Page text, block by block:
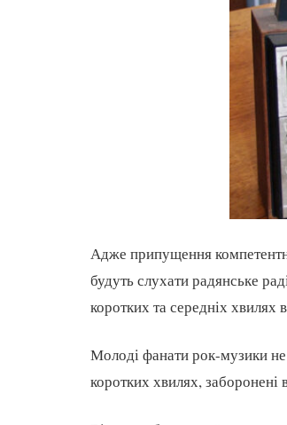
Адже припущення
будуть слухати радянське
коротких та середніх
Молоді фанати рок-музики не
коротких хвилях,